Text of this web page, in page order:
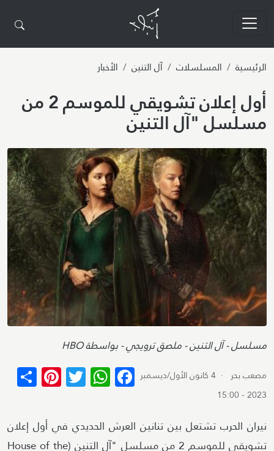
الرئيسية المسلسلات آل التنين الأخبار
أول إعلان تشويقي للموسم 2 من
مسلسل "آل التنين
Image
Attribution
مسلسل - آل التنين - ملصق ترويجي - بواسطة HBO
مصعب بحر
· 4 كانون الأول/ديسمبر
2023 - 15:00
Facebook
Twitter
نيران الحرب تشتعل بين تنانين العرش الحديدي في أول إعلان
تشويقي للموسم 2 من مسلسل "آل التنين (House of the